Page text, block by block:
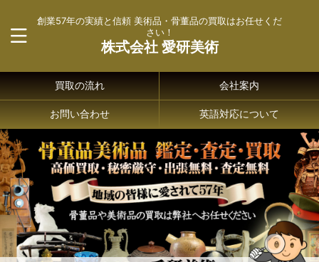
創業57年の実績と信頼 美術品・骨董品の買取はお任せくだ
さい！
株式会社 愛研美術
買取の流れ 会社案内
お問い合わせ 英語対応について